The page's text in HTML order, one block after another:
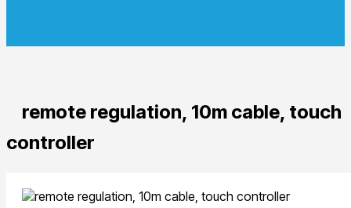
remote regulation, 10m cable, touch
controller